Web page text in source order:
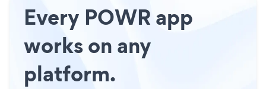
Every POWR app
works on any
platform.